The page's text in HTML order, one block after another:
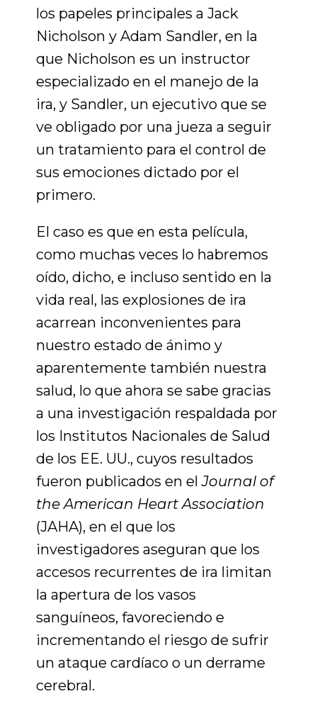
los papeles principales a Jack
Nicholson y Adam Sandler, en la
que Nicholson es un instructor
especializado en el manejo de la
ira, y Sandler, un ejecutivo que se
ve obligado por una jueza a seguir
un tratamiento para el control de
sus emociones dictado por el
primero.
El caso es que en esta película,
como muchas veces lo habremos
oído, dicho, e incluso sentido en la
vida real, las explosiones de ira
acarrean inconvenientes para
nuestro estado de ánimo y
aparentemente también nuestra
salud, lo que ahora se sabe gracias
a una investigación respaldada por
los Institutos Nacionales de Salud
de los EE. UU., cuyos resultados
fueron publicados en elJournal of
the American Heart Association
(JAHA), en el que los
investigadores aseguran que los
accesos recurrentes de ira limitan
la apertura de los vasos
sanguíneos, favoreciendo e
incrementando el riesgo de sufrir
un ataque cardíaco o un derrame
cerebral.